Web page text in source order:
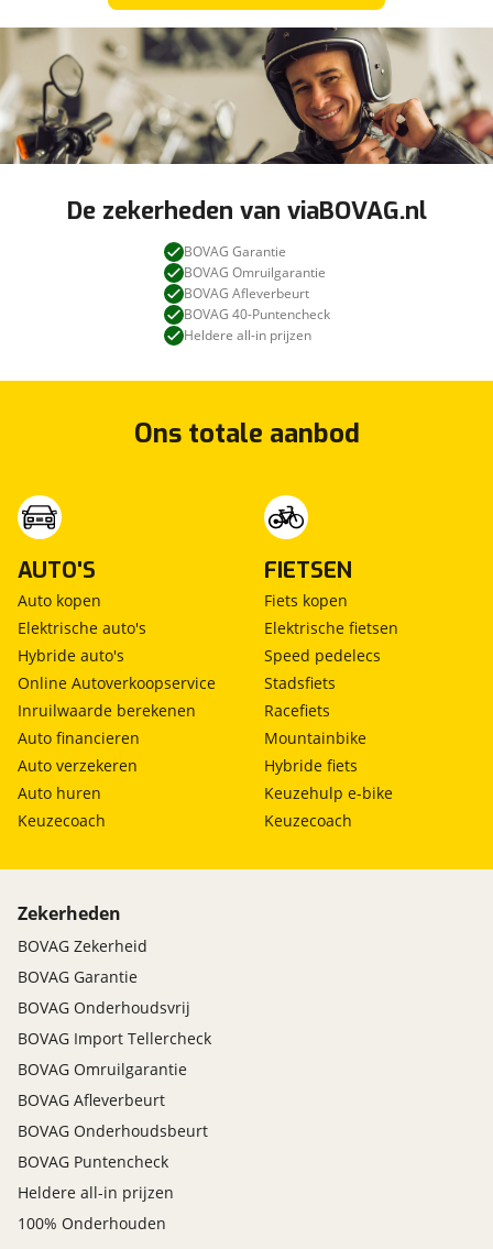
De zekerheden van viaBOVAG.nl
BOVAG Garantie
BOVAG Omruilgarantie
BOVAG Afleverbeurt
BOVAG 40-Puntencheck
Heldere all-in prijzen
Ons totale aanbod
AUTO'S
Auto kopen
Elektrische auto's
Hybride auto's
Online Autoverkoopservice
Inruilwaarde berekenen
Auto financieren
Auto verzekeren
Auto huren
Keuzecoach
FIETSEN
Fiets kopen
Elektrische fietsen
Speed pedelecs
Stadsfiets
Racefiets
Mountainbike
Hybride fiets
Keuzehulp e-bike
Keuzecoach
Zekerheden
BOVAG Zekerheid
BOVAG Garantie
BOVAG Onderhoudsvrij
BOVAG Import Tellercheck
BOVAG Omruilgarantie
BOVAG Afleverbeurt
BOVAG Onderhoudsbeurt
BOVAG Puntencheck
Heldere all-in prijzen
100% Onderhouden